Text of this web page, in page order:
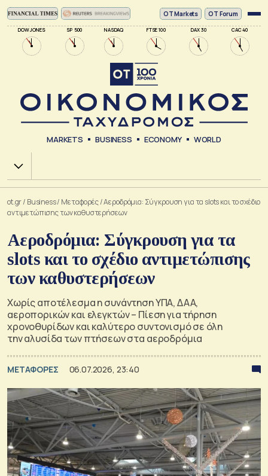
DOW JONES SP 500 NASDAQ FTSE 100 DAX 30 CAC 40
ΟΤ Markets OT Forum
MARKETS BUSINESS ECONOMY WORLD
Χ.Α.
ot.gr/ Business/ Μεταφορές/Αεροδρόμια: Σύγκρουση για τα slots και το σχέδιο
αντιμετώπισης των καθυστερήσεων
Αεροδρόμια: Σύγκρουση για τα
slots και το σχέδιο αντιμετώπισης
των καθυστερήσεων
Χωρίς αποτέλεσμα η συνάντηση ΥΠΑ, ΔΑΑ,
αεροπορικών και ελεγκτών – Πίεση για τήρηση
χρονοθυρίδων και καλύτερο συντονισμό σε όλη
την αλυσίδα των πτήσεων στα αεροδρόμια
ΜΕΤΑΦΟΡΕΣ 06.07.2026, 23:40